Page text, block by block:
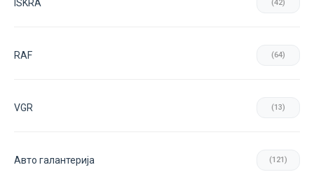
ISKRA (42)
RAF (64)
VGR (13)
Авто галантерија (121)